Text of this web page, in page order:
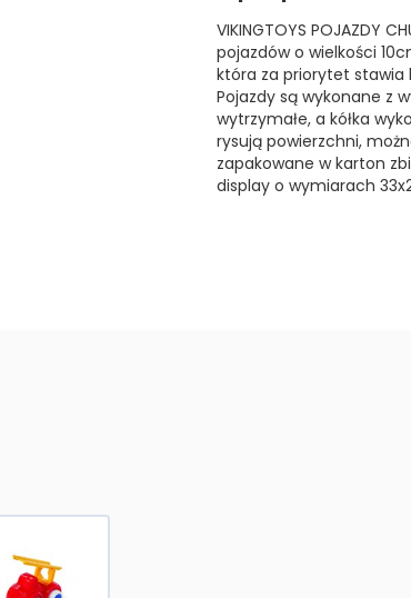
VIKINGTOYS POJAZDY
pojazdów o wielkości
która za priorytet stawia
Pojazdy są wykonane z
wytrzymałe, a kółka
rysują powierzchni,
zapakowane w karton
display o wymiarach